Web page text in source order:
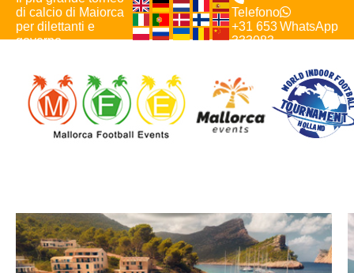
di calcio di Maiorca
per dilettanti e
governo
Telefono
+31 653
333083
WhatsApp